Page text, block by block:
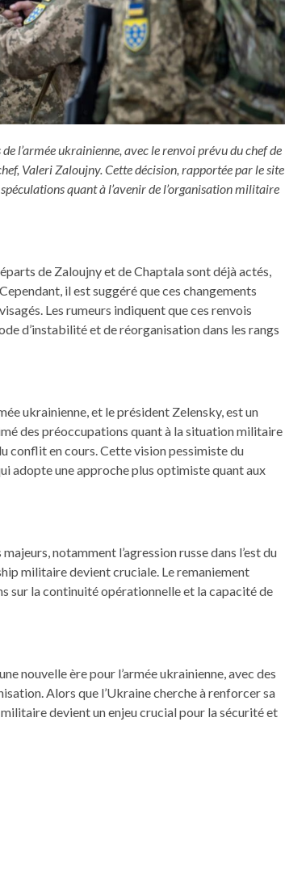
l’armée ukrainienne, avec le renvoi prévu du chef de
Valeri Zaloujny. Cette décision, rapportée par le site
quant à l’avenir de l’organisation militaire
de Zaloujny et de Chaptala sont déjà actés,
il est suggéré que ces changements
Les rumeurs indiquent que ces renvois
d’instabilité et de réorganisation dans les rangs
ukrainienne, et le président Zelensky, est un
des préoccupations quant à la situation militaire
conflit en cours. Cette vision pessimiste du
adopte une approche plus optimiste quant aux
notamment l’agression russe dans l’est du
militaire devient cruciale. Le remaniement
sur la continuité opérationnelle et la capacité de
nouvelle ère pour l’armée ukrainienne, avec des
Alors que l’Ukraine cherche à renforcer sa
devient un enjeu crucial pour la sécurité et